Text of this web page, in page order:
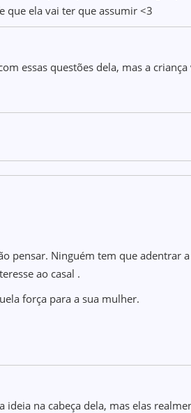
que ela vai ter que assumir <3
essas questões dela, mas a criança
pensar. Ninguém tem que adentrar a
ao casal .
força para a sua mulher.
ideia na cabeça dela, mas elas